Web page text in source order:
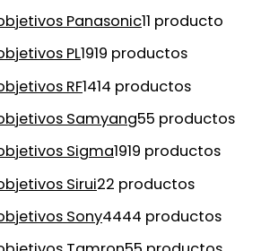
Panasonic11 producto
PL1919 productos
RF1414 productos
Samyang55 productos
Sigma1919 productos
Sirui22 productos
Sony4444 productos